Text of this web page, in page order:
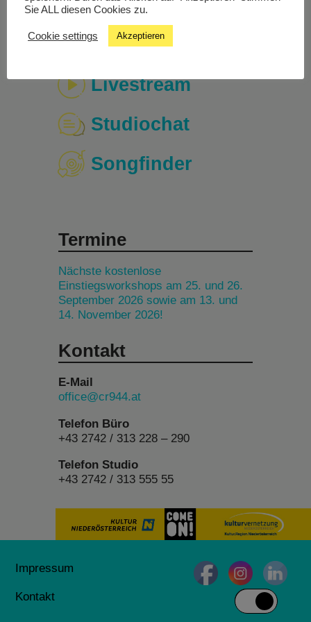
Livestream
Studiochat
Songfinder
Termine
Nächste kostenlose
Einstiegsworkshops am 25. und 26.
September 2026 sowie am 13. und
14. November 2026!
Kontakt
E-Mail
office@cr944.at
Telefon Büro
+43 2742 / 313 228 – 290
Telefon Studio
+43 2742 / 313 555 55
Impressum
Kontakt
Sie ALL diesen Cookies zu.
Cookie settings Akzeptieren